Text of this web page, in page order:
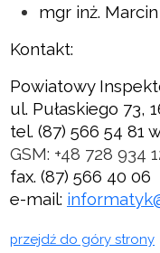
mgr inż.
Kontakt:
Powiatowy
ul. Pułaskiego 73,
tel. (87) 566 54 81
GSM: +48 728 934
fax. (87) 566 40 06
e-mail:
przejdź do góry strony